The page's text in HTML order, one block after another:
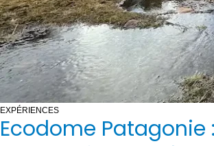
EXPÉRIENCES
Ecodome Patagonie